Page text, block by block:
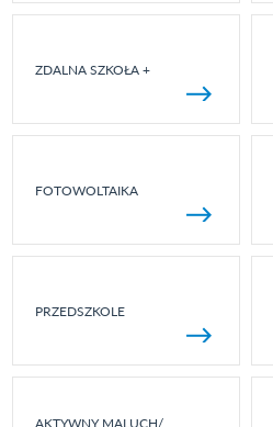
ZDALNA SZKOŁA +
FOTOWOLTAIKA
PRZEDSZKOLE
AKTYWNY MALUCH/